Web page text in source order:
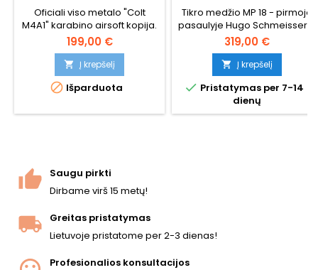
Oficiali viso metalo "Colt
M4A1" karabino airsoft kopija.
Sunkusis, elektrinis, pusiau ir
visiškai automatinis. Modelis:
"Cybergun 180865"
199,00 €
 Į krepšelį
 Išparduota
Tikro medžio MP 18 - pirmojo
pasaulyje Hugo Schmeisserio
sukurto ir 1918 m. Vokietijos
kariuomenėje pradėto
naudoti pistoleto-šautuvo
replika. Tikro medžio baldai,
metalinis korpusas, 110 šovinių
plieninis dėtuvė, ~310 FPS.
319,00 €
 Į krepšelį
 Pristatymas per 7-14
dienų
Saugu pirkti
Dirbame virš 15 metų!
Greitas pristatymas
Lietuvoje pristatome per 2-3 dienas!
Profesionalios konsultacijos